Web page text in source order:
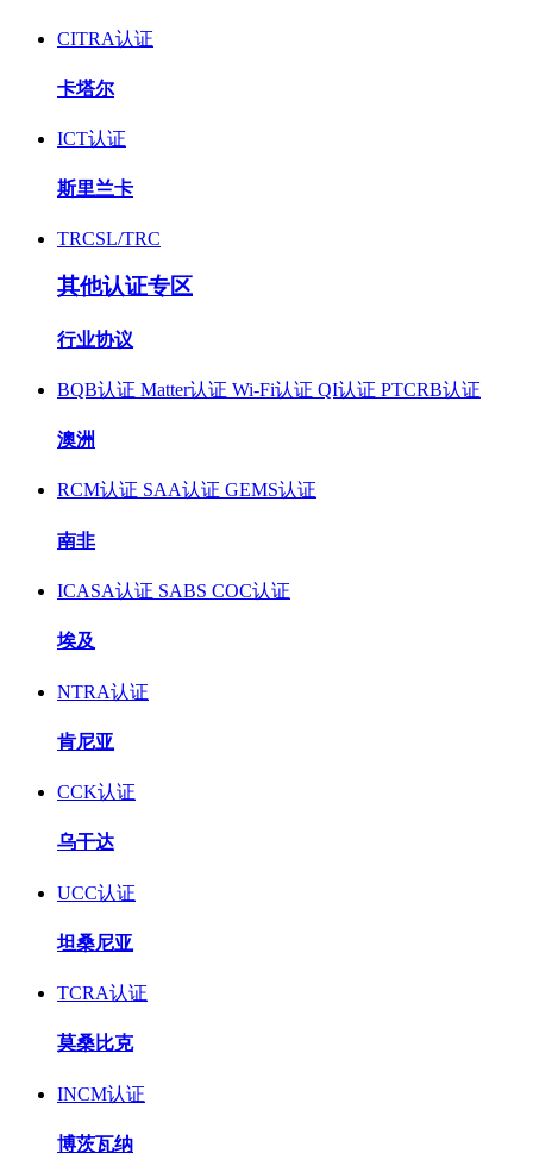
CITRA认证
卡塔尔
ICT认证
斯里兰卡
TRCSL/TRC
其他认证专区
行业协议
BQB认证 Matter认证 Wi-Fi认证 QI认证 PTCRB认证
澳洲
RCM认证 SAA认证 GEMS认证
南非
ICASA认证 SABS COC认证
埃及
NTRA认证
肯尼亚
CCK认证
乌干达
UCC认证
坦桑尼亚
TCRA认证
莫桑比克
INCM认证
博茨瓦纳